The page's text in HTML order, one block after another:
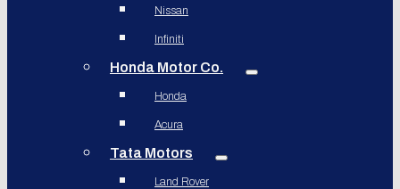
Nissan
Infiniti
Honda Motor Co.
Honda
Acura
Tata Motors
Land Rover